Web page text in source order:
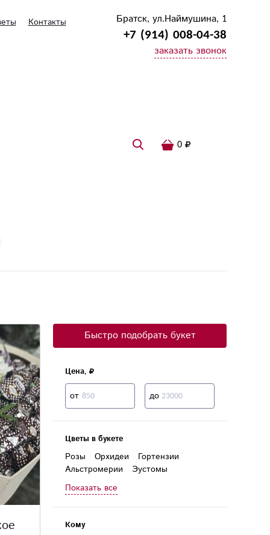
Контакты Братск, ул.Наймушина, 1
+7 (914) 008-04-38
заказать звонок
0
Быстро подобрать букет
Цена,
от до
Цветы в букете
Розы Орхидеи
Гортензии
Альстромерии
Эустомы
Гвоздики
Хризантемы
Кустовые розы
Кустовые хризантемы
Показать все
Кому